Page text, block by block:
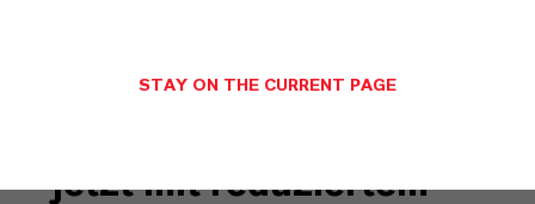
– jetzt mit reduziertem
STAY ON THE CURRENT PAGE